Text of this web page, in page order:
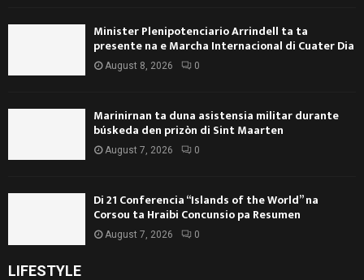
Minister Plenipotenciario Arrindell ta ta
presente na e Marcha Internacional di Cuater Dia
August 8, 2026 0
Marinirnan ta duna asistensia militar durante
búskeda den prizòn di Sint Maarten
August 7, 2026 0
Di 21 Conferencia “Islands of the World” na
Corsou ta Hraibi Concunsio pa Resumen
August 7, 2026 0
LIFESTYLE